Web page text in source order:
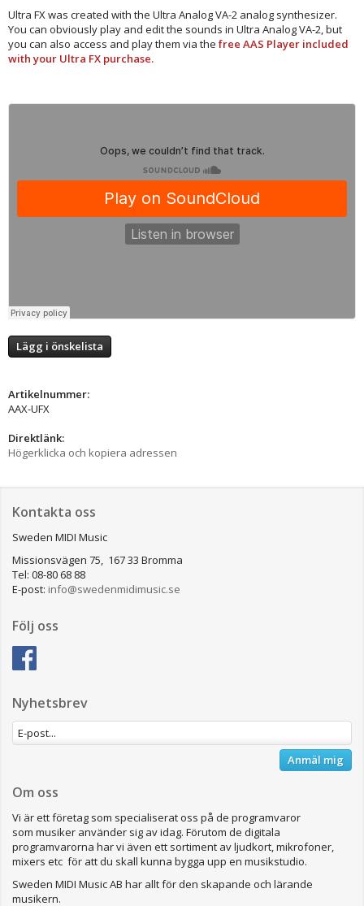
Ultra FX was created with the Ultra Analog VA-2 analog synthesizer.
You can obviously play and edit the sounds in Ultra Analog VA-2, but
you can also access and play them via the free AAS Player included
with your Ultra FX purchase.​
Lägg i önskelista
Artikelnummer:
AAX-UFX
Direktlänk:
Högerklicka och kopiera adressen
Kontakta oss
Sweden MIDI Music
Missionsvägen 75, 167 33 Bromma
Tel: 08-80 68 88
E-post: info@swedenmidimusic.se
Följ oss
Nyhetsbrev
Anmäl mig
Om oss
Vi är ett företag som specialiserat oss på de programvaror
som musiker använder sig av idag. Förutom de digitala
programvarorna har vi även ett sortiment av ljudkort, mikrofoner,
mixers etc för att du skall kunna bygga upp en musikstudio.
Sweden MIDI Music AB har allt för den skapande och lärande
musikern.